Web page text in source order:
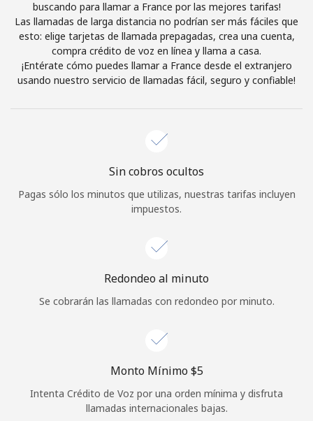
Iniciar Sesión
o
buscando para llamar a France por las mejores tarifas!
Las llamadas de larga distancia no podrían ser más fáciles que
esto: elige tarjetas de llamada prepagadas, crea una cuenta,
compra crédito de voz en línea y llama a casa.
¡Entérate cómo puedes llamar a France desde el extranjero
usando nuestro servicio de llamadas fácil, seguro y confiable!
Sin cobros ocultos
Pagas sólo los minutos que utilizas, nuestras tarifas incluyen
impuestos.
Redondeo al minuto
Se cobrarán las llamadas con redondeo por minuto.
Monto Mínimo ⁦$5⁩
Intenta Crédito de Voz por una orden mínima y disfruta
llamadas internacionales bajas.